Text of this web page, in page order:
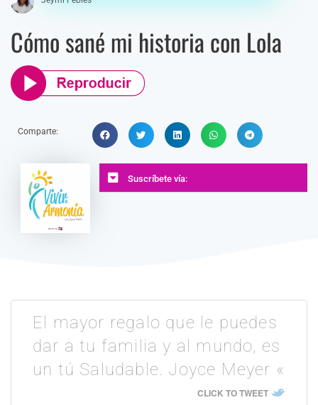
Cómo sané mi historia con Lola
Comparte:
Suscríbete vía:
El mayor regalo que le puedes
dar a tu familia y al mundo, es
un tú Saludable. Joyce Meyer «
CLICK TO TWEET